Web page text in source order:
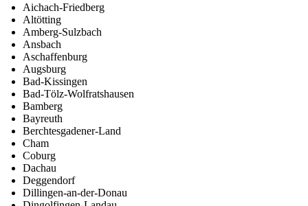
Aichach-Friedberg
Altötting
Amberg-Sulzbach
Ansbach
Aschaffenburg
Augsburg
Bad-Kissingen
Bad-Tölz-Wolfratshausen
Bamberg
Bayreuth
Berchtesgadener-Land
Cham
Coburg
Dachau
Deggendorf
Dillingen-an-der-Donau